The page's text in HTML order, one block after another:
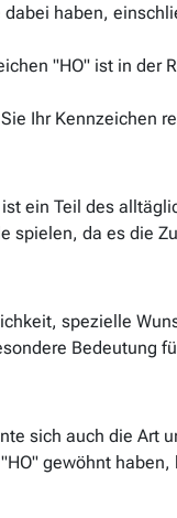
haben,
"HO" ist in der
Ihr Kennzeichen
ein Teil des
spielen, da es die
spezielle
Bedeutung
sich auch die Art
gewöhnt